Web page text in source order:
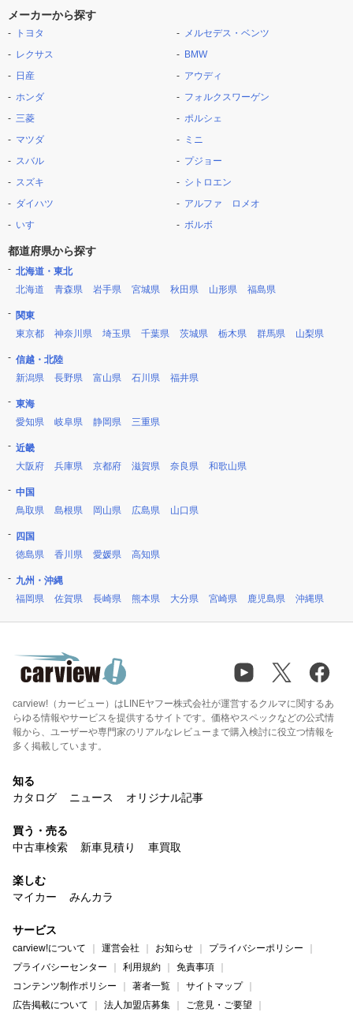
メーカーから探す
トヨタ
レクサス
日産
ホンダ
三菱
マツダ
スバル
スズキ
ダイハツ
いすゞ
メルセデス・ベンツ
BMW
アウディ
フォルクスワーゲン
ポルシェ
ミニ
プジョー
シトロエン
アルファ ロメオ
ボルボ
都道府県から探す
北海道・東北
北海道
青森県 岩手県 宮城県 秋田県 山形県 福島県
関東
東京都
神奈川県 埼玉県 千葉県 茨城県 栃木県 群馬県 山梨県
信越・北陸
新潟県
長野県 富山県 石川県 福井県
東海
愛知県
岐阜県 静岡県 三重県
近畿
大阪府
兵庫県 京都府 滋賀県 奈良県 和歌山県
中国
鳥取県
島根県 岡山県 広島県 山口県
四国
徳島県
香川県 愛媛県 高知県
九州・沖縄
福岡県
佐賀県 長崎県 熊本県 大分県 宮崎県 鹿児島県 沖縄県
carview!（カービュー）はLINEヤフー株式会社が運営するクルマに関するあ
らゆる情報やサービスを提供するサイトです。価格やスペックなどの公式情
報から、ユーザーや専門家のリアルなレビューまで購入検討に役立つ情報を
多く掲載しています。
知る
カタログ
ニュース オリジナル記事
買う・売る
中古車検索
新車見積り 車買取
楽しむ
マイカー
みんカラ
サービス
carview!について 運営会社 お知らせ
プライバシーポリシー
プライバシーセンター
利用規約
免責事項
コンテンツ制作ポリシー
著者一覧
サイトマップ
広告掲載について
法人加盟店募集 ご意見・ご要望